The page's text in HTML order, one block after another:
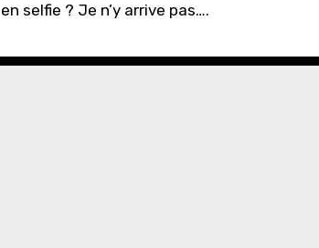
en selfie ? Je n’y arrive pas….